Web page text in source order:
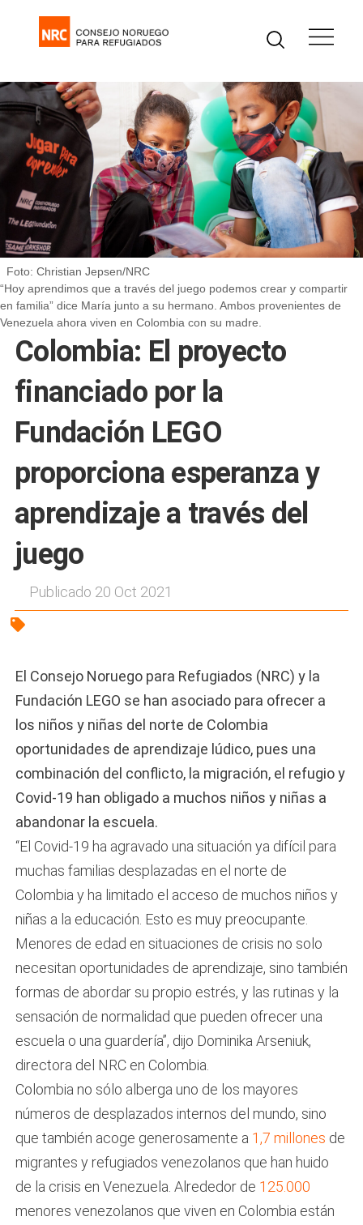
Foto: Christian Jepsen/NRC
“Hoy aprendimos que a través del juego podemos crear y compartir
en familia” dice María junto a su hermano. Ambos provenientes de
Venezuela ahora viven en Colombia con su madre.
Colombia: El proyecto
financiado por la
Fundación LEGO
proporciona esperanza y
aprendizaje a través del
juego
Publicado 20 Oct 2021
El Consejo Noruego para Refugiados (NRC) y la
Fundación LEGO se han asociado para ofrecer a
los niños y niñas del norte de Colombia
oportunidades de aprendizaje lúdico, pues una
combinación del conflicto, la migración, el refugio y
Covid-19 han obligado a muchos niños y niñas a
abandonar la escuela.
“El Covid-19 ha agravado una situación ya difícil para
muchas familias desplazadas en el norte de
Colombia y ha limitado el acceso de muchos niños y
niñas a la educación. Esto es muy preocupante.
Menores de edad en situaciones de crisis no solo
necesitan oportunidades de aprendizaje, sino también
formas de abordar su propio estrés, y las rutinas y la
sensación de normalidad que pueden ofrecer una
escuela o una guardería”, dijo Dominika Arseniuk,
directora del NRC en Colombia.
Colombia no sólo alberga uno de los mayores
números de desplazados internos del mundo, sino
que también acoge generosamente a 1,7 millones de
migrantes y refugiados venezolanos que han huido
de la crisis en Venezuela. Alrededor de 125.000
menores venezolanos que viven en Colombia están